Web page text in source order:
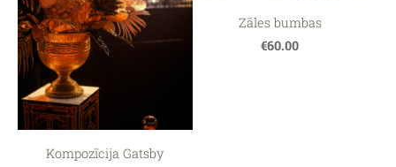
Kompozīcija Gatsby
Zāles bumbas
€60.00